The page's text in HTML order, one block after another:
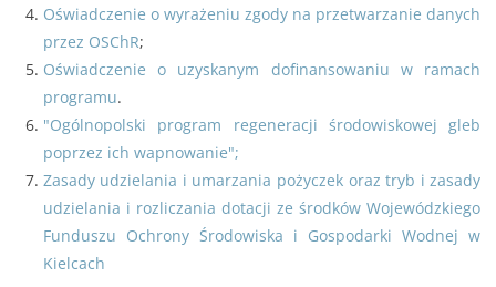
Oświadczenie o wyrażeniu zgody na przetwarzanie danych
przez OSChR;
Oświadczenie o uzyskanym dofinansowaniu w ramach
programu.
"Ogólnopolski program regeneracji środowiskowej gleb
poprzez ich wapnowanie";
Zasady udzielania i umarzania pożyczek oraz tryb i zasady
udzielania i rozliczania dotacji ze środków Wojewódzkiego
Funduszu Ochrony Środowiska i Gospodarki Wodnej w
Kielcach